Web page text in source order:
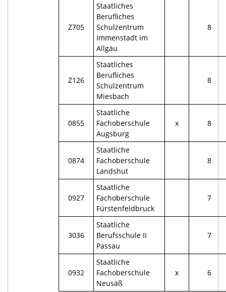
Z705
Staatliches
Berufliches
Schulzentrum
Immenstadt im
Allgäu
8
Z126
Staatliches
Berufliches
Schulzentrum
Miesbach
8
0855
Staatliche
Fachoberschule
Augsburg
x 8
0874
Staatliche
Fachoberschule
Landshut
8
0927
Staatliche
Fachoberschule
Fürstenfeldbruck
7
3036
Staatliche
Berufsschule II
Passau
7
0932
Staatliche
Fachoberschule
Neusäß
x 6